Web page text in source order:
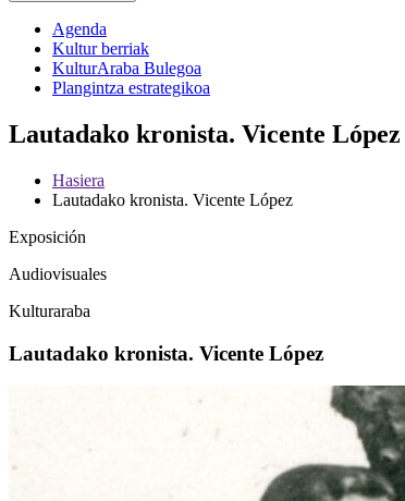
Agenda
Kultur berriak
KulturAraba Bulegoa
Plangintza estrategikoa
Lautadako kronista. Vicente
Hasiera
Lautadako kronista. Vicente López
Exposición
Audiovisuales
Kulturaraba
Lautadako kronista. Vicente López